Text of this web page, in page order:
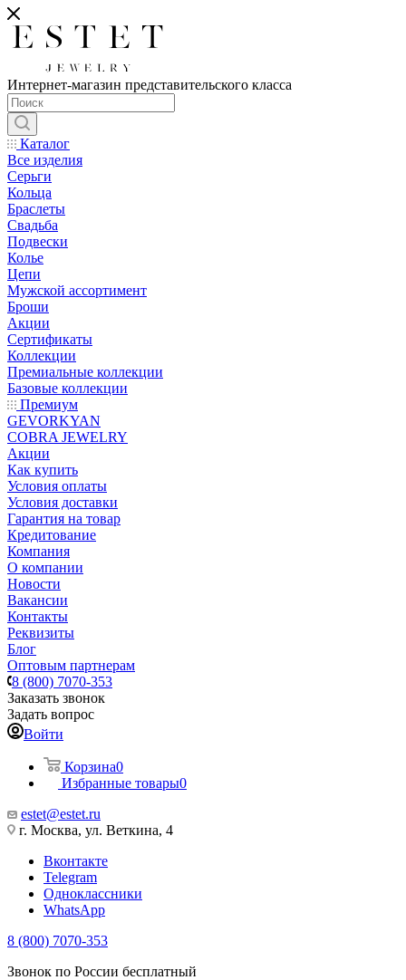
Интернет-магазин представительского класса
Каталог
Все изделия
Серьги
Кольца
Браслеты
Свадьба
Подвески
Колье
Цепи
Мужской ассортимент
Броши
Акции
Сертификаты
Коллекции
Премиальные коллекции
Базовые коллекции
Премиум
GEVORKYAN
COBRA JEWELRY
Акции
Как купить
Условия оплаты
Условия доставки
Гарантия на товар
Кредитование
Компания
О компании
Новости
Вакансии
Контакты
Реквизиты
Блог
Оптовым партнерам
8 (800) 7070-353
Заказать звонок
Задать вопрос
Войти
Корзина0
Избранные товары0
estet@estet.ru
г. Москва, ул. Веткина, 4
Вконтакте
Telegram
Одноклассники
WhatsApp
8 (800) 7070-353
Звонок по России бесплатный